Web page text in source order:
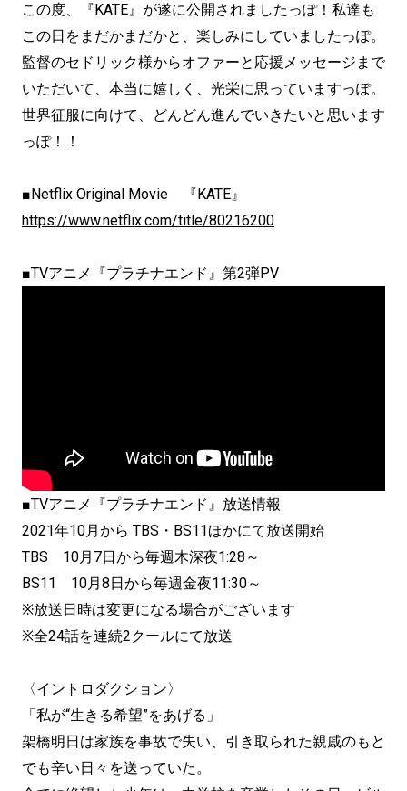
この度、『KATE』が遂に公開されましたっぽ！私達も
この日をまだかまだかと、楽しみにしていましたっぽ。
監督のセドリック様からオファーと応援メッセージまで
いただいて、本当に嬉しく、光栄に思っていますっぽ。
世界征服に向けて、どんどん進んでいきたいと思います
っぽ！！
■Netflix Original Movie 『KATE』
https://www.netflix.com/title/80216200
■TVアニメ『プラチナエンド』第2弾PV
■TVアニメ『プラチナエンド』放送情報
2021年10月から TBS・BS11ほかにて放送開始
TBS 10月7日から毎週木深夜1:28～
BS11 10月8日から毎週金夜11:30～
※放送日時は変更になる場合がございます
※全24話を連続2クールにて放送
〈イントロダクション〉
「私が“生きる希望”をあげる」
架橋明日は家族を事故で失い、引き取られた親戚のもと
でも辛い日々を送っていた。